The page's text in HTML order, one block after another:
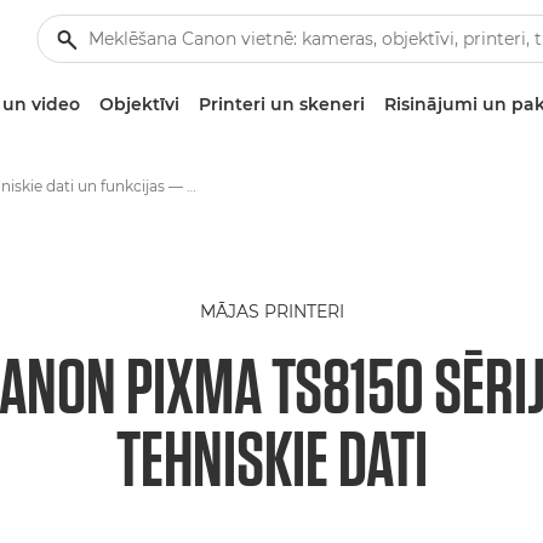
video Objektīvi Printeri un skeneri Risinājumi un
Tehniskie dati un funkcijas — Canon PIXMA TS8150 sērija
MĀJAS PRINTERI
PIXMA TS8150
TEHNISKIE DATI